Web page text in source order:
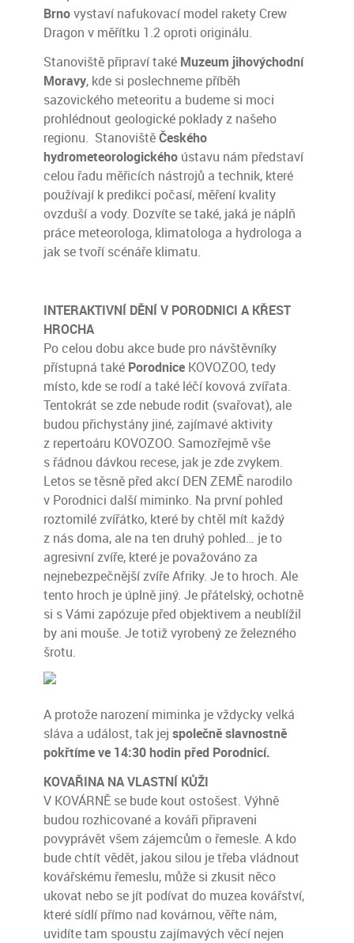
Brnovystaví nafukovací model rakety Crew
Dragon v měřítku 1.2 oproti originálu.
Stanoviště připraví také Muzeum jihovýchodní
Moravy, kde si poslechneme příběh
sazovického meteoritu a budeme si moci
prohlédnout geologické poklady z našeho
regionu. StanovištěČeského
hydrometeorologického ústavu nám představí
celou řadu měřicích nástrojů a technik, které
používají k predikci počasí, měření kvality
ovzduší a vody. Dozvíte se také, jaká je náplň
práce meteorologa, klimatologa a hydrologa a
jak se tvoří scénáře klimatu.
INTERAKTIVNÍ DĚNÍ V PORODNICI A KŘEST
HROCHA
Po celou dobu akce bude pro návštěvníky
přístupná také Porodnice KOVOZOO, tedy
místo, kde se rodí a také léčí kovová zvířata.
Tentokrát se zde nebude rodit (svařovat), ale
budou přichystány jiné, zajímavé aktivity
z repertoáru KOVOZOO. Samozřejmě vše
s řádnou dávkou recese, jak je zde zvykem.
Letos se těsně před akcí DEN ZEMĚ narodilo
v Porodnici další miminko. Na první pohled
roztomilé zvířátko, které by chtěl mít každý
z nás doma, ale na ten druhý pohled… je to
agresivní zvíře, které je považováno za
nejnebezpečnější zvíře Afriky. Je to hroch. Ale
tento hroch je úplně jiný. Je přátelský, ochotně
si s Vámi zapózuje před objektivem a neublížil
by ani mouše. Je totiž vyrobený ze železného
šrotu.
A protože narození miminka je vždycky velká
sláva a událost, tak jej společně slavnostně
pokřtíme ve 14:30 hodin před Porodnicí.
KOVAŘINA NA VLASTNÍ KŮŽI
V KOVÁRNĚ se bude kout ostošest. Výhně
budou rozhicované a kováři připraveni
povyprávět všem zájemcům o řemesle. A kdo
bude chtít vědět, jakou silou je třeba vládnout
kovářskému řemeslu, může si zkusit něco
ukovat nebo se jít podívat do muzea kovářství,
které sídlí přímo nad kovárnou, věřte nám,
uvidíte tam spoustu zajímavých věcí nejen